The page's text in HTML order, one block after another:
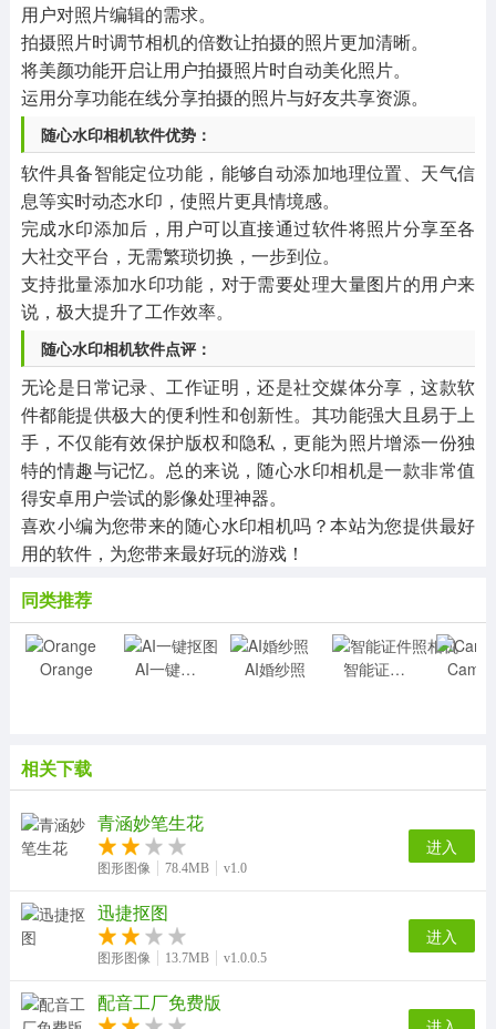
用户对照片编辑的需求。
拍摄照片时调节相机的倍数让拍摄的照片更加清晰。
将美颜功能开启让用户拍摄照片时自动美化照片。
运用分享功能在线分享拍摄的照片与好友共享资源。
随心水印相机软件优势：
软件具备智能定位功能，能够自动添加地理位置、天气信
息等实时动态水印，使照片更具情境感。
完成水印添加后，用户可以直接通过软件将照片分享至各
大社交平台，无需繁琐切换，一步到位。
支持批量添加水印功能，对于需要处理大量图片的用户来
说，极大提升了工作效率。
随心水印相机软件点评：
无论是日常记录、工作证明，还是社交媒体分享，这款软
件都能提供极大的便利性和创新性。其功能强大且易于上
手，不仅能有效保护版权和隐私，更能为照片增添一份独
特的情趣与记忆。总的来说，随心水印相机是一款非常值
得安卓用户尝试的影像处理神器。
喜欢小编为您带来的随心水印相机吗？本站为您提供最好
用的软件，为您带来最好玩的游戏！
同类推荐
Orange AI一键抠图 AI婚纱照 智能证件照相机
相关下载
青涵妙笔生花
图形图像 78.4MB v1.0
进入
迅捷抠图
图形图像 13.7MB v1.0.0.5
进入
配音工厂免费版